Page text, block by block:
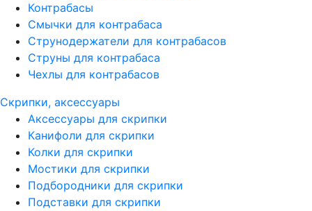
Контрабасы
Смычки для контрабаса
Струнодержатели для контрабасов
Струны для контрабаса
Чехлы для контрабасов
Скрипки, аксессуары
Аксессуары для скрипки
Канифоли для скрипки
Колки для скрипки
Мостики для скрипки
Подбородники для скрипки
Подставки для скрипки